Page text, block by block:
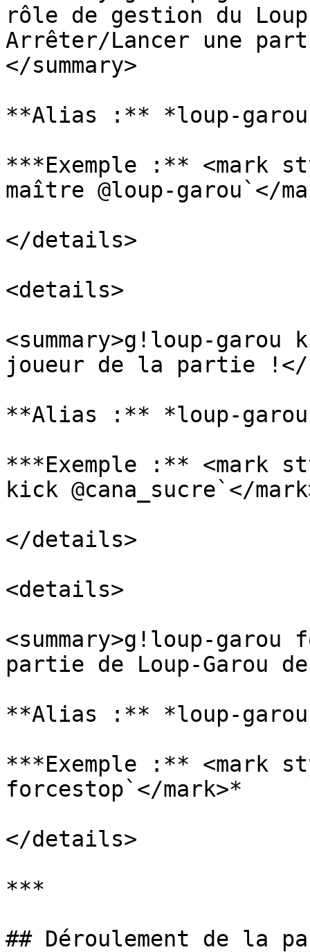
rôle de gestion du
Arrêter/Lancer une
</summary>
**Alias :** *loup-
***Exemple :** <mark
maître @loup-garou`</
</details>
<details>
<summary>g!loup-
joueur de la partie !</
**Alias :** *loup-
***Exemple :** <mark
kick @cana_sucre`</
</details>
<details>
<summary>g!loup-
partie de Loup-Garou
**Alias :** *loup-
***Exemple :** <mark
forcestop`</mark>*
</details>
***
## Déroulement de la